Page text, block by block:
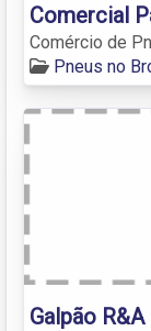
Comercial
Comércio de
Pneus no
Galpão R&A